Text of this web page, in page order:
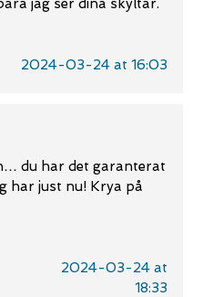
jag ser dina skyltar.
2024-03-24 at 16:03
du har det garanterat
har just nu! Krya på
2024-03-24 at
18:33